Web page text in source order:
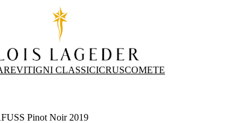
VITIGNI CLASSICICRUSCOMETE
Pinot Noir 2019